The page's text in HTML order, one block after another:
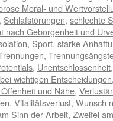
Moral- und
, Schlafstörungen, schlechte
nach Geborgenheit und
, Sport, starke
,
, Unentschlossenheit
wichtigen Entscheidungen
und Nähe,
, Vitalitätsverlust, Wunsch
Sinn der Arbeit, Zweifel